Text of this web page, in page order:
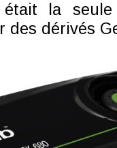
était la
des dérivés